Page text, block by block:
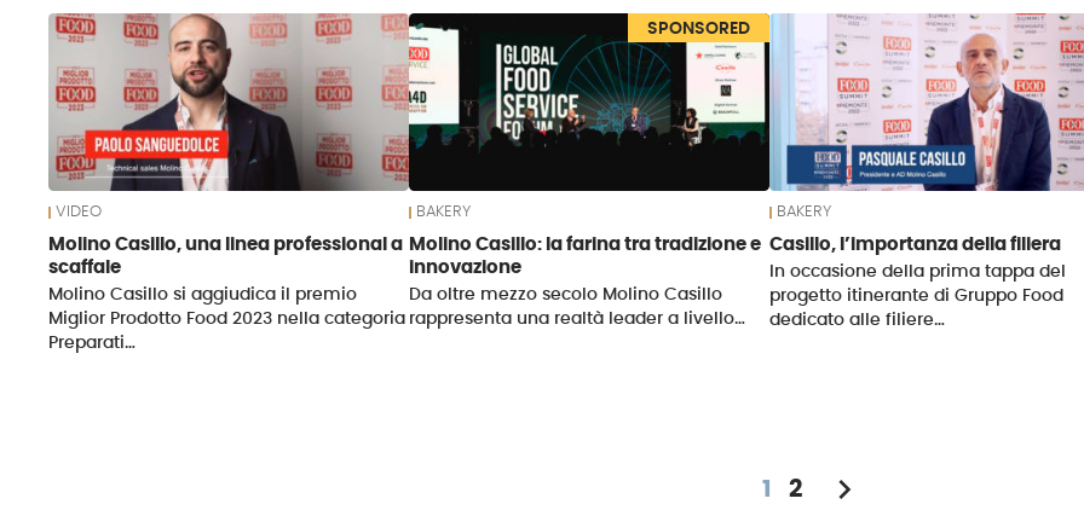
VIDEO
Molino Casillo, una linea professional a
scaffale
Molino Casillo si aggiudica il premio
Miglior Prodotto Food 2023 nella categoria
Preparati…
SPONSORED
BAKERY
Molino Casillo: la farina tra tradizione e
innovazione
Da oltre mezzo secolo Molino Casillo
rappresenta una realtà leader a livello…
BAKERY
Casillo, l’importanza della filiera
In occasione della prima tappa del
progetto itinerante di Gruppo Food
dedicato alle filiere…
1 2 chevron_right